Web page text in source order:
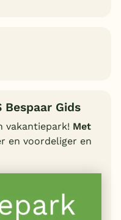
Bespaar Gids
vakantiepark! Met
en voordeliger en